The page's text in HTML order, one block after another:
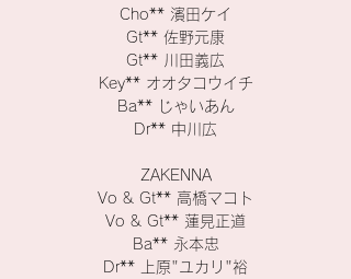
Cho** 濱田ケイ
Gt** 佐野元康
Gt** 川田義広
Key** オオタコウイチ
Ba** じゃいあん
Dr** 中川広
ZAKENNA
Vo & Gt** 高橋マコト
Vo & Gt** 蓮見正道
Ba** 永本忠
Dr** 上原"ユカリ"裕